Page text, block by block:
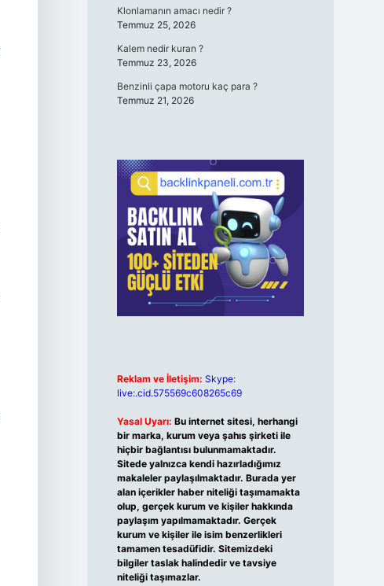
Klonlamanın amacı nedir ?
Temmuz 25, 2026
Kalem nedir kuran ?
Temmuz 23, 2026
Benzinli çapa motoru kaç para ?
Temmuz 21, 2026
Reklam ve İletişim: Skype:
live:.cid.575569c608265c69
Yasal Uyarı: Bu internet sitesi, herhangi
bir marka, kurum veya şahıs şirketi ile
hiçbir bağlantısı bulunmamaktadır.
Sitede yalnızca kendi hazırladığımız
makaleler paylaşılmaktadır. Burada yer
alan içerikler haber niteliği taşımamakta
olup, gerçek kurum ve kişiler hakkında
paylaşım yapılmamaktadır. Gerçek
kurum ve kişiler ile isim benzerlikleri
tamamen tesadüfidir. Sitemizdeki
bilgiler taslak halindedir ve tavsiye
niteliği taşımazlar.